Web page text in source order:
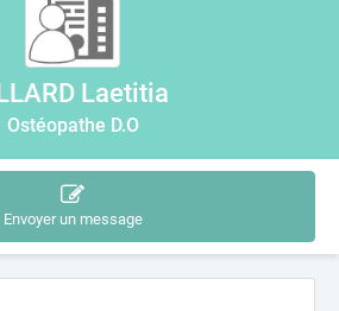
Laetitia
Ostéopathe D.O
Envoyer un message